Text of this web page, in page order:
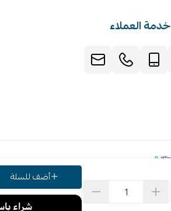
أضف للسلة
خدمة العملاء